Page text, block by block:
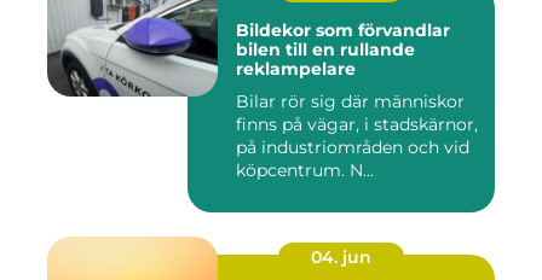
Bildekor som förvandlar
bilen till en rullande
reklampelare
Bilar rör sig där människor
finns på vägar, i stadskärnor,
på industriområden och vid
köpcentrum. N...
04. jun